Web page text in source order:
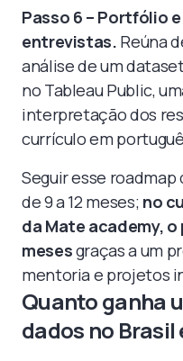
Passo 6 – Portfólio
entrevistas. Reúna
análise de um
no Tableau Public,
interpretação dos
currículo em
Seguir esse
de 9 a 12 meses; no
da Mate academy, o
mesesgraças a um
mentoria e projetos
Quanto ganha
dados no Brasil